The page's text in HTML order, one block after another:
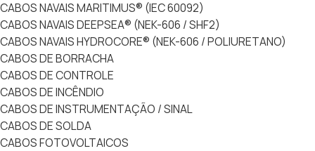
CABOS NAVAIS MARITIMUS® (IEC 60092)
CABOS NAVAIS DEEPSEA® (NEK-606 / SHF2)
CABOS NAVAIS HYDROCORE® (NEK-606 / POLIURETANO)
CABOS DE BORRACHA
CABOS DE CONTROLE
CABOS DE INCÊNDIO
CABOS DE INSTRUMENTAÇÃO / SINAL
CABOS DE SOLDA
CABOS FOTOVOLTAICOS